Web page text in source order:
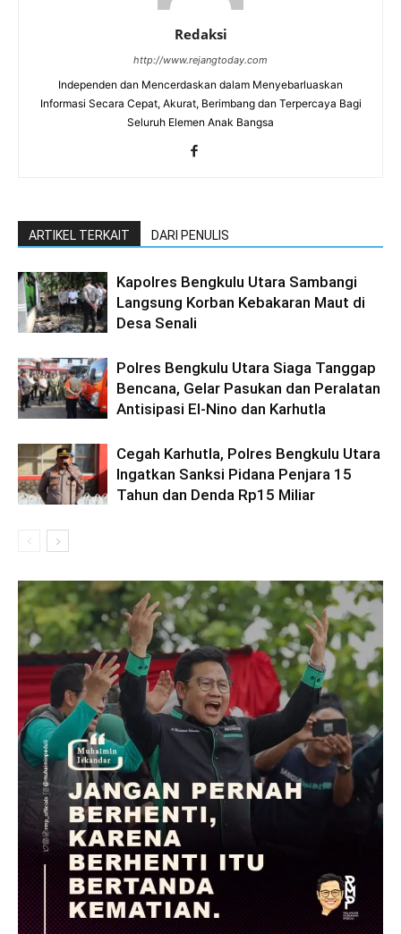
Redaksi
http://www.rejangtoday.com
Independen dan Mencerdaskan dalam Menyebarluaskan
Informasi Secara Cepat, Akurat, Berimbang dan Terpercaya Bagi
Seluruh Elemen Anak Bangsa
ARTIKEL TERKAIT DARI PENULIS
Kapolres Bengkulu Utara Sambangi
Langsung Korban Kebakaran Maut di
Desa Senali
Polres Bengkulu Utara Siaga Tanggap
Bencana, Gelar Pasukan dan Peralatan
Antisipasi El-Nino dan Karhutla
Cegah Karhutla, Polres Bengkulu Utara
Ingatkan Sanksi Pidana Penjara 15
Tahun dan Denda Rp15 Miliar